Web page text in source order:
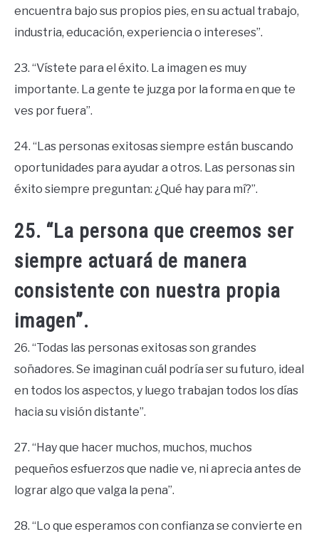
encuentra bajo sus propios pies, en su actual trabajo,
industria, educación, experiencia o intereses”.
23. “Vístete para el éxito. La imagen es muy
importante. La gente te juzga por la forma en que te
ves por fuera”.
24. “Las personas exitosas siempre están buscando
oportunidades para ayudar a otros. Las personas sin
éxito siempre preguntan: ¿Qué hay para mí?”.
25. “La persona que creemos ser
siempre actuará de manera
consistente con nuestra propia
imagen”.
26. “Todas las personas exitosas son grandes
soñadores. Se imaginan cuál podría ser su futuro, ideal
en todos los aspectos, y luego trabajan todos los días
hacia su visión distante”.
27. “Hay que hacer muchos, muchos, muchos
pequeños esfuerzos que nadie ve, ni aprecia antes de
lograr algo que valga la pena”.
28. “Lo que esperamos con confianza se convierte en